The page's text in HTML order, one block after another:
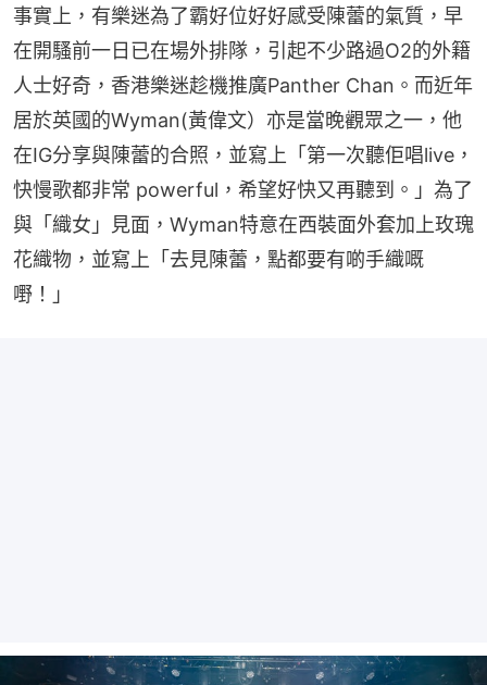
事實上，有樂迷為了霸好位好好感受陳蕾的氣質，早
在開騷前一日已在場外排隊，引起不少路過O2的外籍
人士好奇，香港樂迷趁機推廣Panther Chan。而近年
居於英國的Wyman(黃偉文）亦是當晚觀眾之一，他
在IG分享與陳蕾的合照，並寫上「第一次聽佢唱live，
快慢歌都非常 powerful，希望好快又再聽到。」為了
與「織女」見面，Wyman特意在西裝面外套加上玫瑰
花織物，並寫上「去見陳蕾，點都要有啲手織嘅
嘢！」